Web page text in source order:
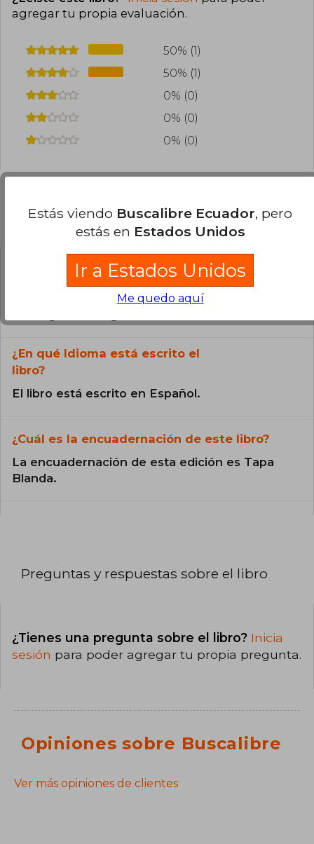
agregar tu propia evaluación.
50% (1)
50% (1)
0% (0)
0% (0)
0% (0)
Preguntas frecuentes sobre el libro
¿El libro es original?
Todos los libros de nuestro
¿En qué Idioma está escrito el
libro?
El libro está escrito en Español.
¿Cuál es la encuadernación de este libro?
La encuadernación de esta edición es Tapa
Blanda.
Preguntas y respuestas sobre el libro
¿Tienes una pregunta sobre el libro? Inicia
sesión para poder agregar tu propia pregunta.
Opiniones sobre Buscalibre
Ver más opiniones de clientes
Estás viendo Buscalibre Ecuador, pero
estás en Estados Unidos
Ir a Estados Unidos
Me quedo aquí